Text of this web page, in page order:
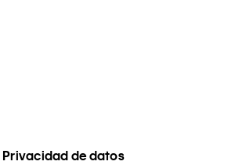
Privacidad de datos